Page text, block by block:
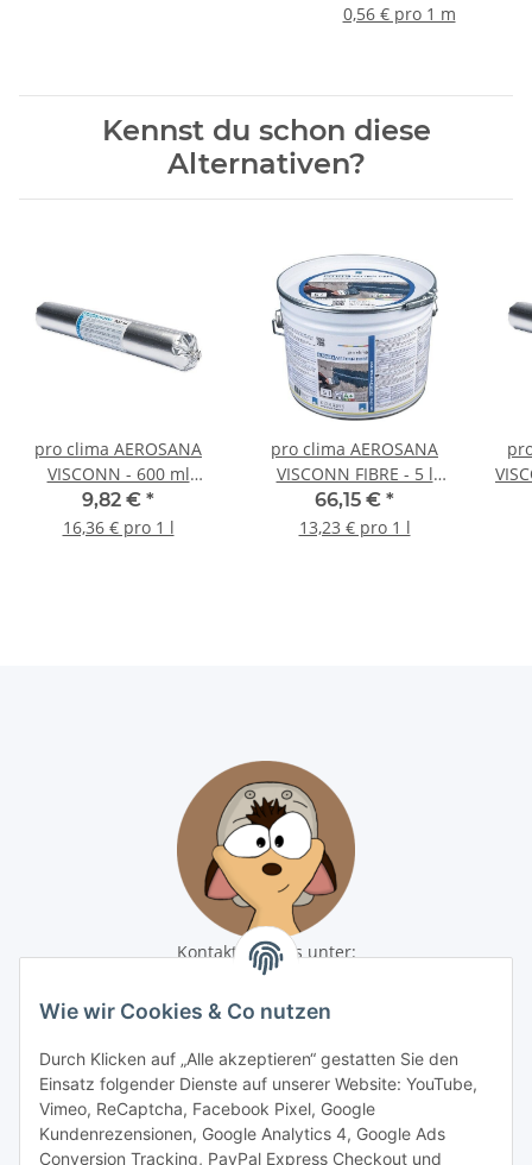
Wie wir Cookies & Co nutzen
Durch Klicken auf „Alle akzeptieren“ gestatten Sie den
Einsatz folgender Dienste auf unserer Website: YouTube,
Vimeo, ReCaptcha, Facebook Pixel, Google
Kundenrezensionen, Google Analytics 4, Google Ads
Conversion Tracking, PayPal Express Checkout und
0,56 € pro 1 m
Kennst du schon diese
Alternativen?
pro clima AEROSANA
VISCONN - 600 ml
Schlauch
9,82 € *
16,36 € pro 1 l
pro clima AEROSANA
VISCONN FIBRE - 5 l
Eimer
66,15 € *
13,23 € pro 1 l
Kontaktiere uns unter:
shop@baunativ.de
+49 3435 66699899
Gesetzliche Informationen